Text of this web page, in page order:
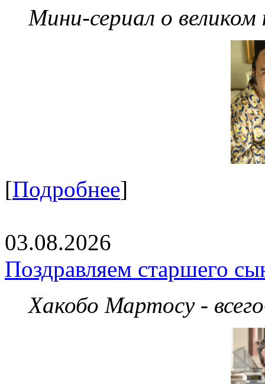
Мини-сериал о великом
[Подробнее]
03.08.2026
Поздравляем старшего
Хакобо Мартосу -